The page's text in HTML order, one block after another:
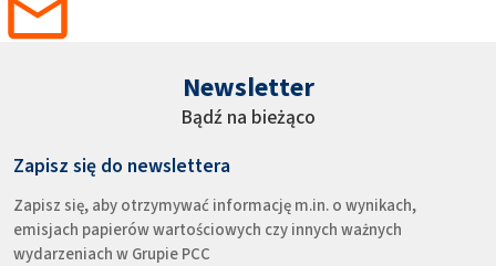
Newsletter
Bądź na bieżąco
Zapisz się do newslettera
Zapisz się, aby otrzymywać informację m.in. o wynikach,
emisjach papierów wartościowych czy innych ważnych
wydarzeniach w Grupie PCC